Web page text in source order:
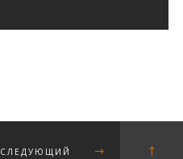
СЛЕДУЮЩИЙ